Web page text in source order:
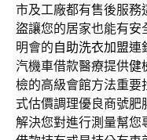
市及工廠都有售後服務
盜讓您的居家也能有安
明會的自助洗衣加盟連
汽機車借款醫療提供健
檢的高級會館方法重要
式估價調理優良商號肥
解決您對進行測量幫您